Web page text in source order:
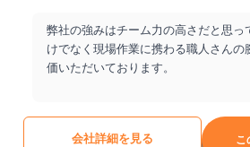
弊社の強みはチーム力の高さだと思っ
けでなく現場作業に携わる職人さんの
価いただいております。
会社詳細を見る こ